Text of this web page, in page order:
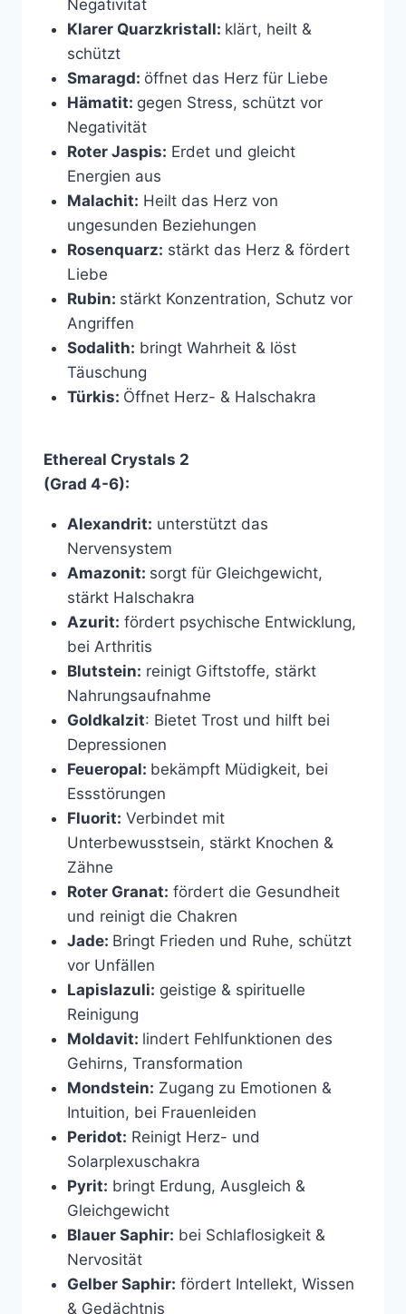
Negativität
Klarer Quarzkristall: klärt, heilt &
schützt
Smaragd: öffnet das Herz für Liebe
Hämatit: gegen Stress, schützt vor
Negativität
Roter Jaspis: Erdet und gleicht
Energien aus
Malachit: Heilt das Herz von
ungesunden Beziehungen
Rosenquarz: stärkt das Herz & fördert
Liebe
Rubin: stärkt Konzentration, Schutz vor
Angriffen
Sodalith: bringt Wahrheit & löst
Täuschung
Türkis: Öffnet Herz- & Halschakra
Ethereal Crystals 2
(Grad 4-6):
Alexandrit: unterstützt das
Nervensystem
Amazonit: sorgt für Gleichgewicht,
stärkt Halschakra
Azurit: fördert psychische Entwicklung,
bei Arthritis
Blutstein: reinigt Giftstoffe, stärkt
Nahrungsaufnahme
Goldkalzit: Bietet Trost und hilft bei
Depressionen
Feueropal: bekämpft Müdigkeit, bei
Essstörungen
Fluorit: Verbindet mit
Unterbewusstsein, stärkt Knochen &
Zähne
Roter Granat: fördert die Gesundheit
und reinigt die Chakren
Jade: Bringt Frieden und Ruhe, schützt
vor Unfällen
Lapislazuli: geistige & spirituelle
Reinigung
Moldavit: lindert Fehlfunktionen des
Gehirns, Transformation
Mondstein: Zugang zu Emotionen &
Intuition, bei Frauenleiden
Peridot: Reinigt Herz- und
Solarplexuschakra
Pyrit: bringt Erdung, Ausgleich &
Gleichgewicht
Blauer Saphir: bei Schlaflosigkeit &
Nervosität
Gelber Saphir: fördert Intellekt, Wissen
& Gedächtnis